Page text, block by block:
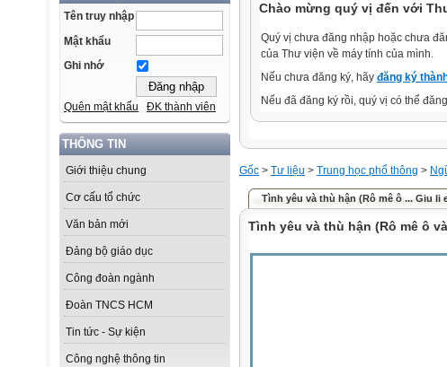
Tên truy nhập
Mật khẩu
Ghi nhớ
Quên mật khẩu ĐK thành viên
THÔNG TIN
Giới thiệu chung
Cơ cấu tổ chức
Văn bản mới
Đảng bộ giáo dục
Công đoàn ngành
Đoàn TNCS HCM
Tin tức - Sự kiện
Công nghệ thông tin
Chào mừng quý vị đến với
Quý vị chưa đăng nhập hoặc chưa
của Thư viện về máy tính của mình.
Nếu chưa đăng ký, hãy đăng ký
Nếu đã đăng ký rồi, quý vị có thể
Gốc > Tư liệu > Trung học phổ thông >
Tình yêu và thù hận (Rô mê ô ... Giu li
Tình yêu và thù hận (Rô mê ô